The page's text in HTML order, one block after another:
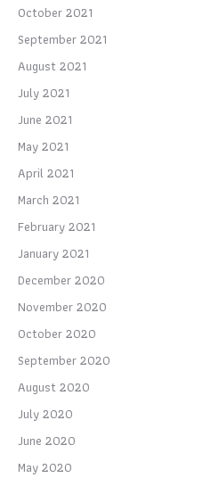
October 2021
September 2021
August 2021
July 2021
June 2021
May 2021
April 2021
March 2021
February 2021
January 2021
December 2020
November 2020
October 2020
September 2020
August 2020
July 2020
June 2020
May 2020